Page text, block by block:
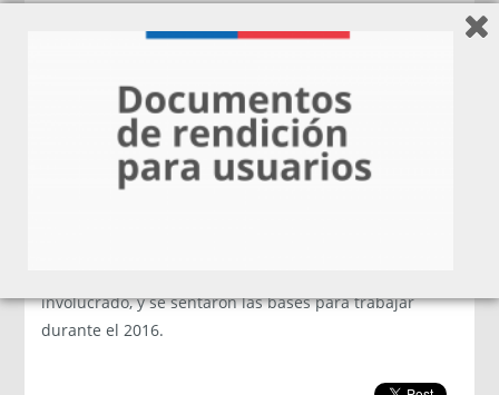
Corfo y Sercotec en el marco del piloto de
descentralización que lideran las regiones de
Antofagasta, Bio Bio y Los Ríos. Durante la Reunión los
funcionarios vieron el organigrama, líneas de
involucrado, y se sentaron las bases para trabajar
durante el 2016.